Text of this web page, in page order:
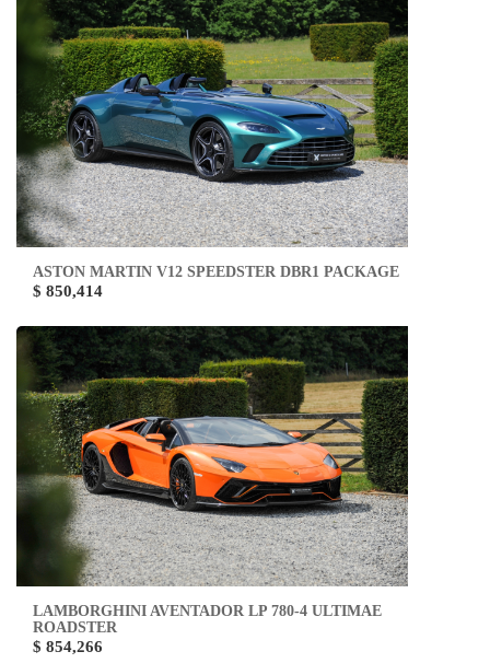
ASTON MARTIN V12 SPEEDSTER DBR1 PACKAGE
$ 850,414
LAMBORGHINI AVENTADOR LP 780-4 ULTIMAE
ROADSTER
$ 854,266